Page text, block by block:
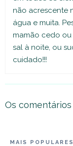
não acrescente
água e muita.
mamão cedo
sal à noite, ou
cuidado!!!
Os
MAIS